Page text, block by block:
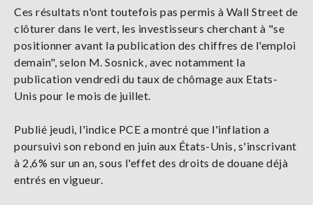
Ces résultats n'ont toutefois pas permis à Wall Street de
clôturer dans le vert, les investisseurs cherchant à "se
positionner avant la publication des chiffres de l'emploi
demain", selon M. Sosnick, avec notamment la
publication vendredi du taux de chômage aux Etats-
Unis pour le mois de juillet.
Publié jeudi, l'indice PCE a montré que l'inflation a
poursuivi son rebond en juin aux États-Unis, s'inscrivant
à 2,6% sur un an, sous l'effet des droits de douane déjà
entrés en vigueur.